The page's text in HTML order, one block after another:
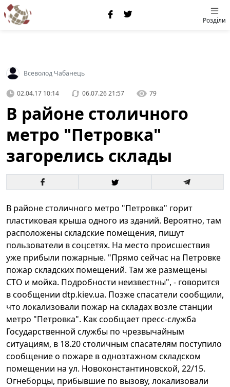
Розділи
Всеволод Чабанець
02.04.17 10:14 06.07.26 21:57 79
В районе столичного
метро "Петровка"
загорелись склады
В районе столичного метро "Петровка" горит
пластиковая крыша одного из зданий. Вероятно, там
расположены складские помещения, пишут
пользователи в соцсетях. На место происшествия
уже прибыли пожарные. "Прямо сейчас на Петровке
пожар складских помещений. Там же размещены
СТО и мойка. Подробности неизвестны", - говорится
в сообщении dtp.kiev.ua. Позже спасатели сообщили,
что локализовали пожар на складах возле станции
метро "Петровка". Как сообщает пресс-служба
Государственной службы по чрезвычайным
ситуациям, в 18.20 столичным спасателям поступило
сообщение о пожаре в одноэтажном складском
помещении на ул. Новоконстантиновской, 22/15.
Огнеборцы, прибывшие по вызову, локализовали